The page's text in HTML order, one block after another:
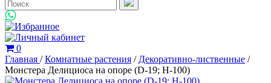
0
Главная /Комнатные растения / Декоративно-лиственные /
Монстера Делициоса на опоре (D-19; H-100)